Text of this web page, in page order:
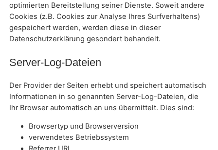
optimierten Bereitstellung seiner Dienste. Soweit andere
Cookies (z.B. Cookies zur Analyse Ihres Surfverhaltens)
gespeichert werden, werden diese in dieser
Datenschutzerklärung gesondert behandelt.
Server-Log-Dateien
Der Provider der Seiten erhebt und speichert automatisch
Informationen in so genannten Server-Log-Dateien, die
Ihr Browser automatisch an uns übermittelt. Dies sind:
Browsertyp und Browserversion
verwendetes Betriebssystem